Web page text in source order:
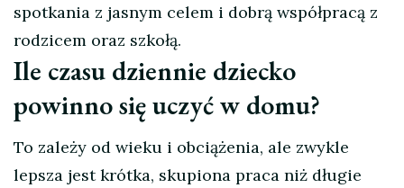
spotkania z jasnym celem i dobrą współpracą z
rodzicem oraz szkołą.
Ile czasu dziennie dziecko
powinno się uczyć w domu?
To zależy od wieku i obciążenia, ale zwykle
lepsza jest krótka, skupiona praca niż długie